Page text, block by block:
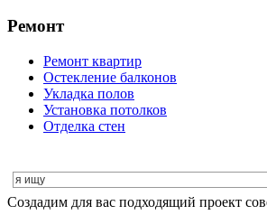
Ремонт
Ремонт квартир
Остекление балконов
Укладка полов
Установка потолков
Отделка стен
Cоздадим для вас подходящий проект